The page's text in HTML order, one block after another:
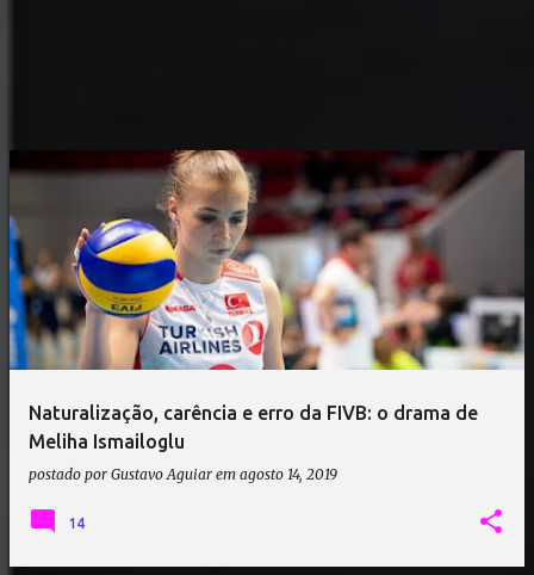
Naturalização, carência e erro da FIVB: o drama de
Meliha Ismailoglu
postado por Gustavo Aguiar em agosto 14, 2019
14